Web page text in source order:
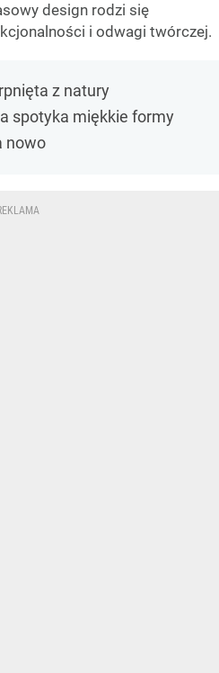
design rodzi się
i odwagi twórczej.
z natury
spotyka miękkie formy
nowo